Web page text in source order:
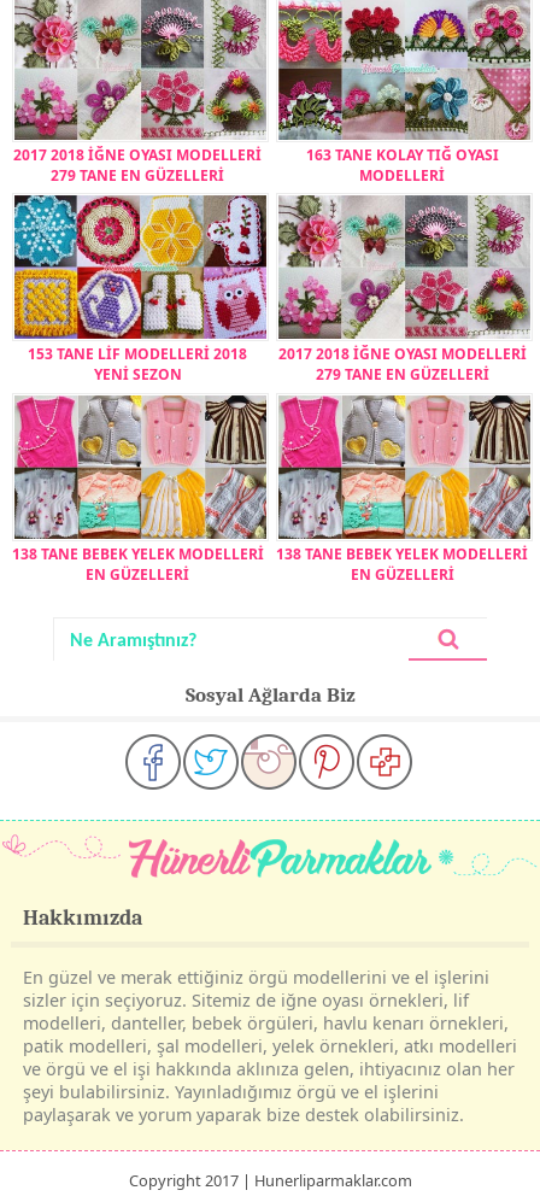
2017 2018 İĞNE OYASI MODELLERİ
279 TANE EN GÜZELLERİ
163 TANE KOLAY TIĞ OYASI
MODELLERİ
153 TANE LİF MODELLERİ 2018
YENİ SEZON
2017 2018 İĞNE OYASI MODELLERİ
279 TANE EN GÜZELLERİ
138 TANE BEBEK YELEK MODELLERİ
EN GÜZELLERİ
138 TANE BEBEK YELEK MODELLERİ
EN GÜZELLERİ
Sosyal Ağlarda Biz
Hakkımızda
En güzel ve merak ettiğiniz örgü modellerini ve el işlerini
sizler için seçiyoruz. Sitemiz de iğne oyası örnekleri, lif
modelleri, danteller, bebek örgüleri, havlu kenarı örnekleri,
patik modelleri, şal modelleri, yelek örnekleri, atkı modelleri
ve örgü ve el işi hakkında aklınıza gelen, ihtiyacınız olan her
şeyi bulabilirsiniz. Yayınladığımız örgü ve el işlerini
paylaşarak ve yorum yaparak bize destek olabilirsiniz.
Copyright 2017 | Hunerliparmaklar.com